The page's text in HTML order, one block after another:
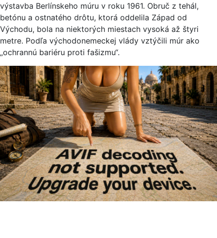
výstavba Berlínskeho múru v roku 1961. Obruč z tehál,
betónu a ostnatého drôtu, ktorá oddelila Západ od
Východu, bola na niektorých miestach vysoká až štyri
metre. Podľa východonemeckej vlády vztýčili múr ako
„ochrannú bariéru proti fašizmu“.